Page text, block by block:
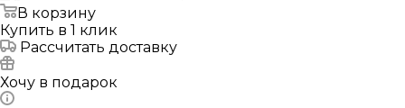
В корзину
Купить в 1 клик
Рассчитать доставку
Хочу в подарок